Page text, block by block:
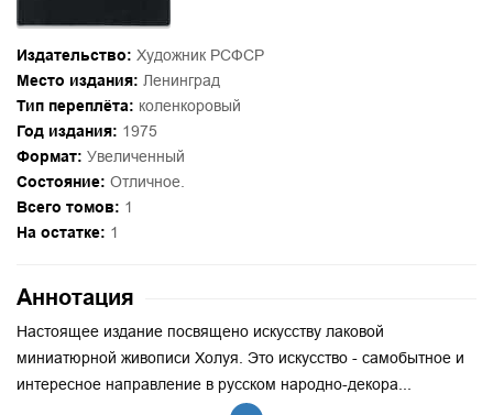
Издательство: Художник РСФСР
Место издания: Ленинград
Тип переплёта: коленкоровый
Год издания: 1975
Формат: Увеличенный
Состояние: Отличное.
Всего томов: 1
На остатке: 1
Аннотация
Настоящее издание посвящено искусству лаковой
миниатюрной живописи Холуя. Это искусство - самобытное и
интересное направление в русском народно-декора...